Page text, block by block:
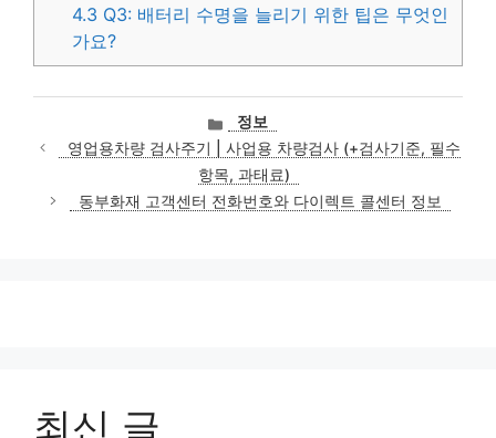
4.3 Q3: 배터리 수명을 늘리기 위한 팁은 무엇인
가요?
카
테
고
리
정보
영업용차량 검사주기 | 사업용 차량검사 (+검사기준, 필수
항목, 과태료)
동부화재 고객센터 전화번호와 다이렉트 콜센터 정보
최신 글